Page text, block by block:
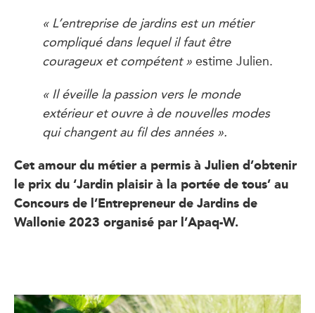
« L’entreprise de jardins est un métier
compliqué dans lequel il faut être
courageux et compétent »estime Julien.
« Il éveille la passion vers le monde
extérieur et ouvre à de nouvelles modes
qui changent au fil des années ».
Cet amour du métier a permis à Julien d’obtenir
le prix du ‘Jardin plaisir à la portée de tous’ au
Concours de l’Entrepreneur de Jardins de
Wallonie 2023 organisé par l’Apaq-W.